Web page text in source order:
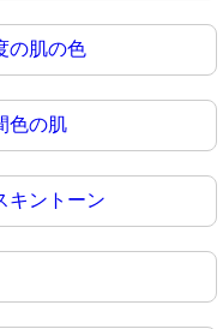
の肌の色
色の肌
キントーン